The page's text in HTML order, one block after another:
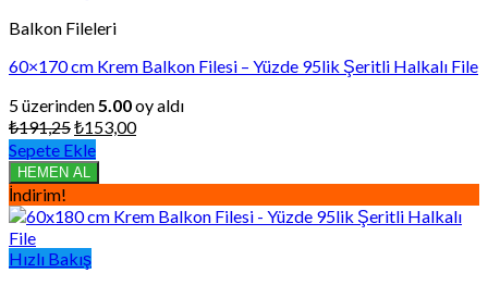
Balkon Fileleri
60×170 cm Krem Balkon Filesi – Yüzde 95lik Şeritli Halkalı File
5 üzerinden 5.00oy aldı
₺191,25Orijinal
fiyat:
₺191,25.
₺153,00Şu
₺153,00.
Sepete Ekle
HEMEN AL
İndirim!
Hızlı Bakış